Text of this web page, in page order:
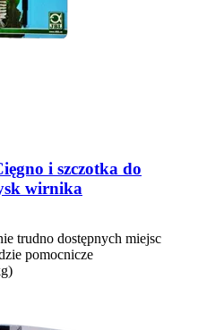
i szczotka do
wirnika
trudno dostępnych miejsc
pomocnicze